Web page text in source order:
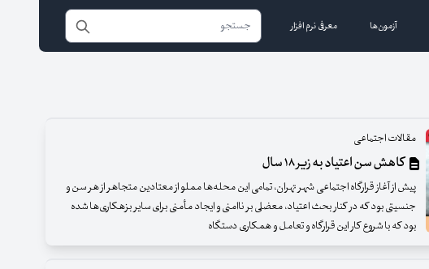
آزمون‌ها معرفی نرم افزار
مقالات اجتماعی
کاهش سن اعتیاد به زیر ۱۸ سال
پیش از آغاز قرارگاه اجتماعی شهر تهران، تمامی این محله‌ها مملو از معتادین متجاهر از هر سن و
جنسیتی بود که در کنار بحث اعتیاد، معضلی بر ناامنی و ایجاد مأمنی برای سایر بزهکاری‌ها شده
بود که با شروع کار این قرارگاه و تعامل و همکاری دستگاه‌